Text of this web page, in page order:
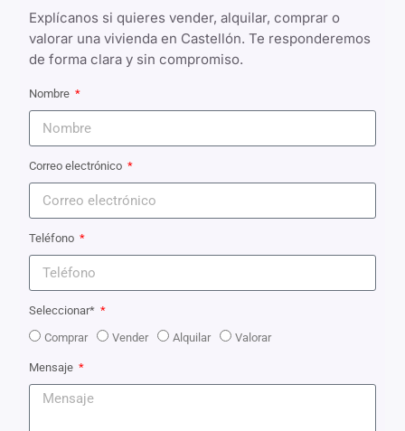
Explícanos si quieres vender, alquilar, comprar o
valorar una vivienda en Castellón. Te responderemos
de forma clara y sin compromiso.
Nombre
Correo electrónico
Teléfono
Seleccionar*
Comprar
Vender Alquilar Valorar
Mensaje